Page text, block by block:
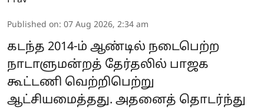
Published on: 07 Aug 2026, 2:34 am
கடந்த 2014-ம் ஆண்டில் நடைபெற்ற
நாடாளுமன்றத் தேர்தலில் பாஜக
கூட்டணி வெற்றிபெற்று
ஆட்சியமைத்தது. அதனைத் தொடர்ந்து